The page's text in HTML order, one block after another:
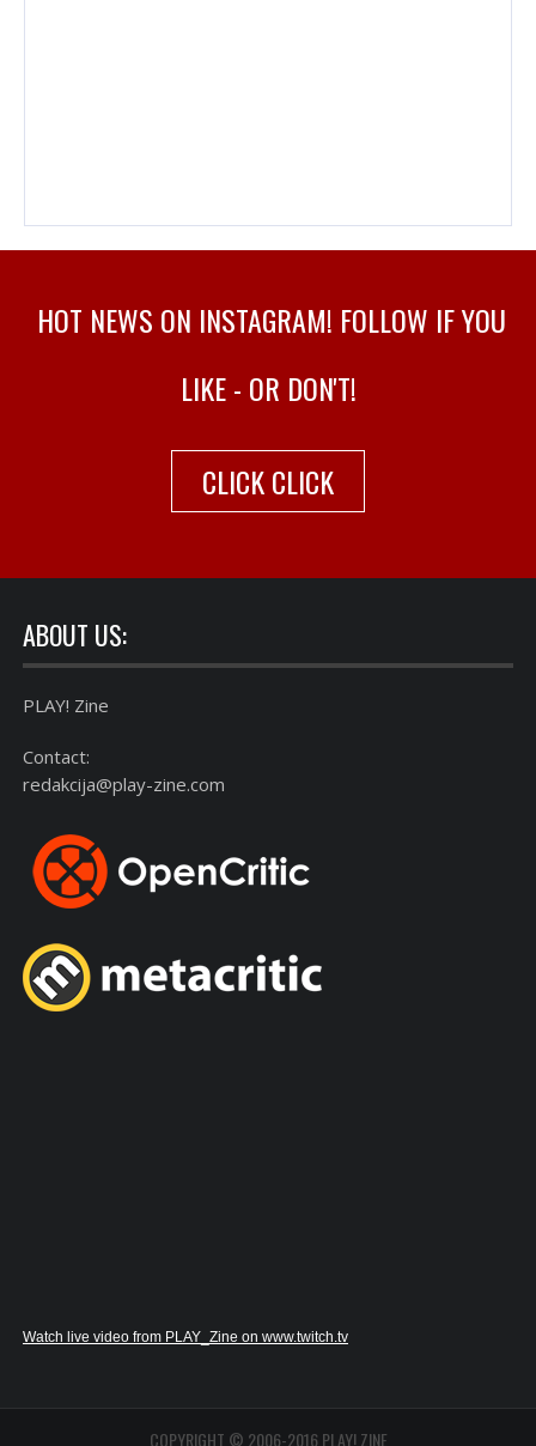
HOT NEWS ON INSTAGRAM! FOLLOW IF YOU
LIKE - OR DON'T!
CLICK CLICK
ABOUT US:
PLAY! Zine
Contact:
redakcija@play-zine.com
Watch live video from PLAY_Zine on www.twitch.tv
COPYRIGHT © 2006-2016 PLAY! ZINE